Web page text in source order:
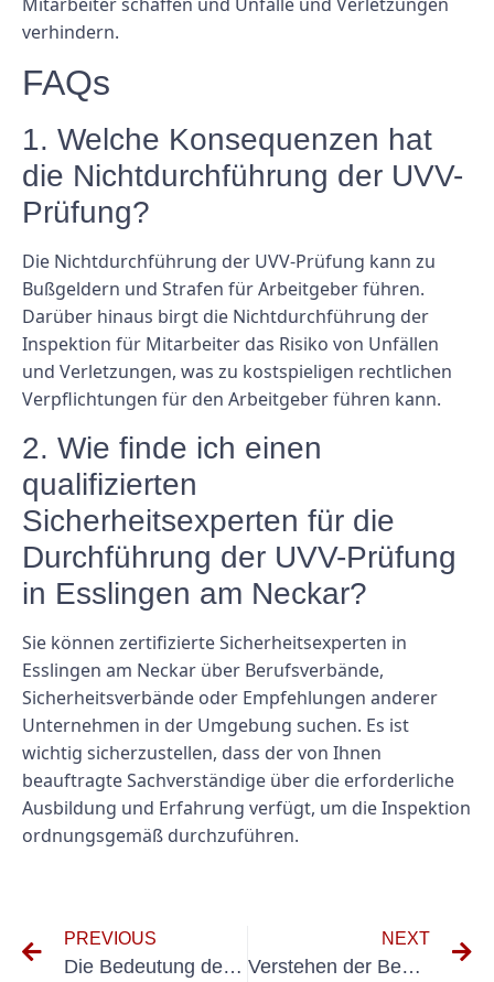
verhindern.
FAQs
1. Welche Konsequenzen hat
die Nichtdurchführung der UVV-
Prüfung?
Die Nichtdurchführung der UVV-Prüfung kann zu
Bußgeldern und Strafen für Arbeitgeber führen.
Darüber hinaus birgt die Nichtdurchführung der
Inspektion für Mitarbeiter das Risiko von Unfällen
und Verletzungen, was zu kostspieligen rechtlichen
Verpflichtungen für den Arbeitgeber führen kann.
2. Wie finde ich einen
qualifizierten
Sicherheitsexperten für die
Durchführung der UVV-Prüfung
in Esslingen am Neckar?
Sie können zertifizierte Sicherheitsexperten in
Esslingen am Neckar über Berufsverbände,
Sicherheitsverbände oder Empfehlungen anderer
Unternehmen in der Umgebung suchen. Es ist
wichtig sicherzustellen, dass der von Ihnen
beauftragte Sachverständige über die erforderliche
Ausbildung und Erfahrung verfügt, um die Inspektion
ordnungsgemäß durchzuführen.
PREVIOUS
Die Bedeutung der Prüfung tragbarer elektrischer Geräte: Ein Leitfaden zur DGUV Vorschrift 3 BGV A3
NEXT
Verstehen der Bedeutung von DIN VDE 0100 Teil 600 in der Elektroinstallation